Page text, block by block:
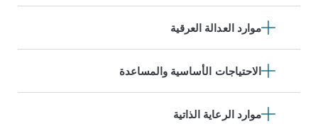
موارد العدالة العرقية
الاحتياجات الأساسية والمساعدة
موارد الرعاية الذاتية